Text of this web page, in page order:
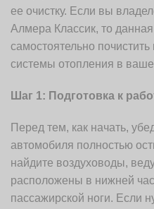
ее очистку. Если вы
Алмера Классик, то
самостоятельно
системы отопления в
Шаг 1: Подготовка к
Перед тем, как начать,
автомобиля полностью
найдите воздуховоды,
расположены в нижней
пассажирской ноги. Если